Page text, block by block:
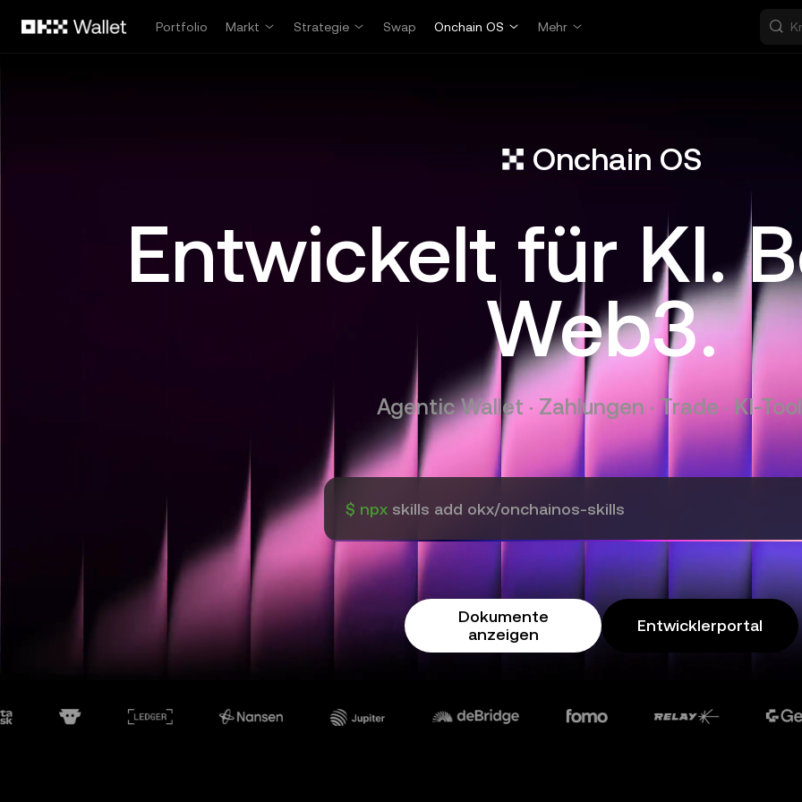
Portfolio
Markt Strategie Swap Onchain OS Mehr
Onchain OS
Entwickelt für KI.
Web3.
Agentic Wallet · Zahlungen · Trade · KI-
$ npxskills add okx/onchainos-skills
Dokumente
anzeigen
Entwicklerportal